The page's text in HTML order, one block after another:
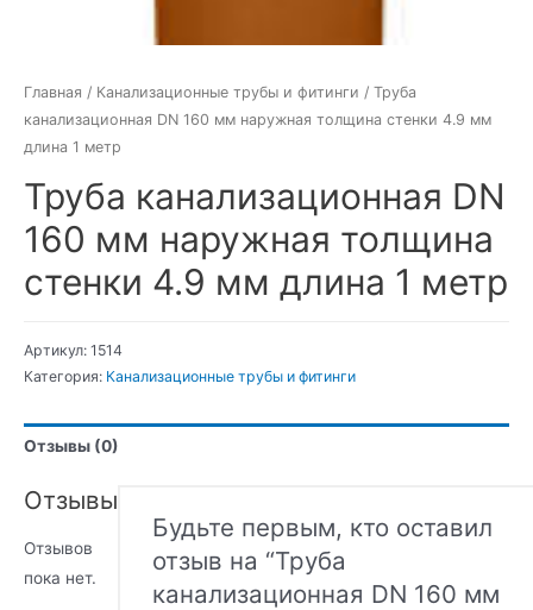
Главная / Канализационные трубы и фитинги / Труба
канализационная DN 160 мм наружная толщина стенки 4.9 мм
длина 1 метр
Труба канализационная DN
160 мм наружная толщина
стенки 4.9 мм длина 1 метр
Артикул: 1514
Категория: Канализационные трубы и фитинги
Отзывы (0)
Отзывы
Отзывов
пока нет.
Будьте первым, кто оставил
отзыв на “Труба
канализационная DN 160 мм